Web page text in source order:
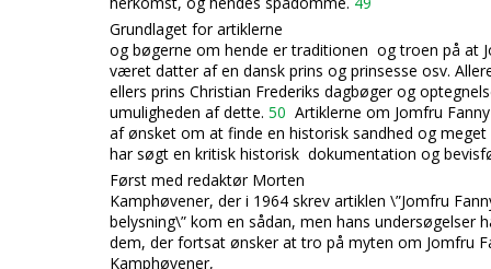
Grundlaget for artiklerne
og bøgerne om hende ertraditionen og troen på at
været datter af en dansk prins og prinsesse osv.
ellers prins Christian Frederiks dagbøger og
umuligheden af dette. 50 Artiklerne om Jomfru
af ønsket om at finde en historisk sandhed og
har søgt en kritisk historisk dokumentation og
Først med redaktør Morten
Kamphøvener, der i 1964 skrev artiklen \”Jomfru
belysning\” kom en sådan, men hans undersøgelser
dem, der fortsat ønsker at tro på myten om Jomfru
Kamphøvener,